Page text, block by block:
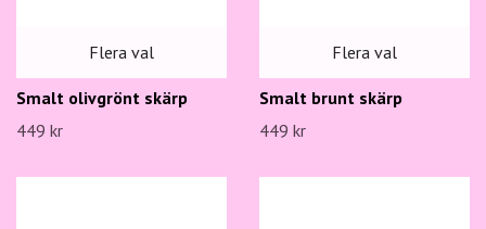
Flera val
Smalt olivgrönt skärp
449 kr
Flera val
Smalt brunt skärp
449 kr